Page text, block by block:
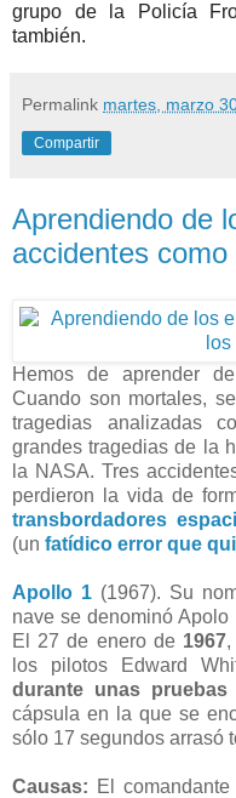
grupo de la Policía
también.
Permalink martes, marzo
Compartir
Aprendiendo de
accidentes
Hemos de aprender
Cuando son mortales,
tragedias analizadas
grandes tragedias de la
la NASA. Tres
perdieron la vida de
transbordadores
(un fatídico error que
Apollo 1 (1967). Su
nave se denominó
El 27 de enero de 1967
los pilotos Edward
durante unas
cápsula en la que se
sólo 17 segundos arrasó
Causas: El